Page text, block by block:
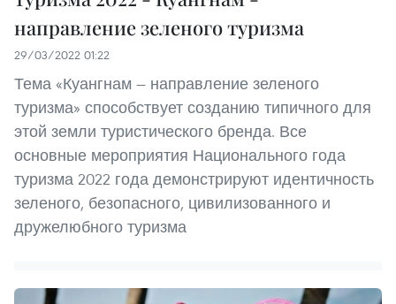
направление зеленого туризма
29/03/2022 01:22
Тема «Куангнам — направление зеленого
туризма» способствует созданию типичного для
этой земли туристического бренда. Все
основные мероприятия Национального года
туризма 2022 года демонстрируют идентичность
зеленого, безопасного, цивилизованного и
дружелюбного туризма